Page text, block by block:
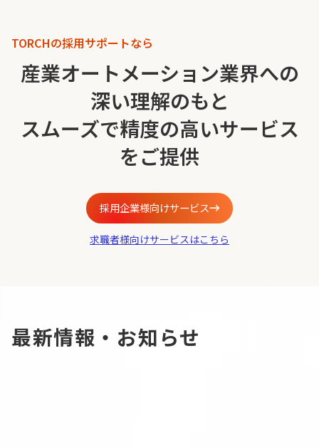
TORCHの採用サポートなら
産業オートメーション業界への
深い理解のもと
スムーズで精度の高いサービス
をご提供
採用企業様向けサービス
求職者様向けサービスはこちら
最新情報・お知らせ